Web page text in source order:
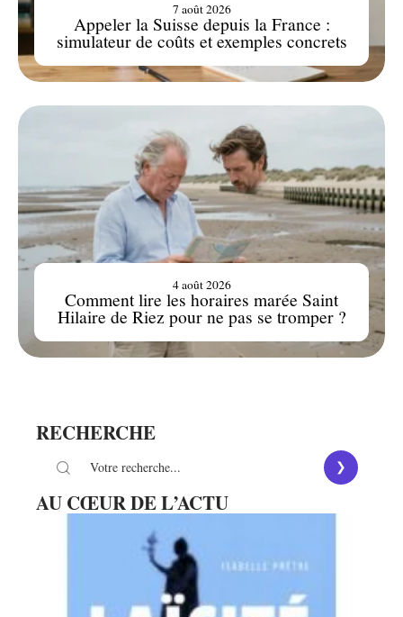
Appeler la Suisse depuis la France :
simulateur de coûts et exemples concrets
7 août 2026
Comment lire les horaires marée Saint
Hilaire de Riez pour ne pas se tromper ?
4 août 2026
RECHERCHE
AU CŒUR DE L’ACTU